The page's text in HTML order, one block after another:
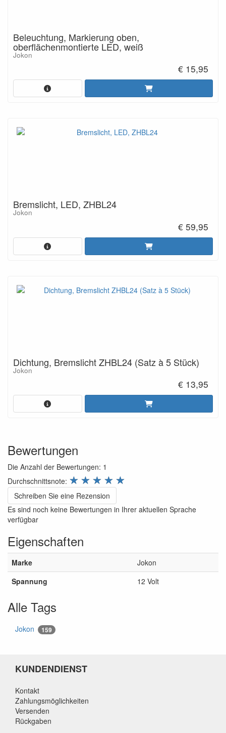
Beleuchtung, Markierung oben,
oberflächenmontierte LED, weiß
Jokon
€ 15,95
Bremslicht, LED, ZHBL24
Jokon
€ 59,95
Dichtung, Bremslicht ZHBL24 (Satz à 5 Stück)
Jokon
€ 13,95
Bewertungen
Die Anzahl der Bewertungen: 1
Durchschnittsnote: review.stars ☆
☆
☆
☆
☆
Schreiben Sie eine Rezension
Es sind noch keine Bewertungen in Ihrer aktuellen Sprache
verfügbar
Eigenschaften
Marke
Jokon
Spannung
12 Volt
Alle Tags
Jokon 159
KUNDENDIENST
Kontakt
Zahlungsmöglichkeiten
Versenden
Rückgaben